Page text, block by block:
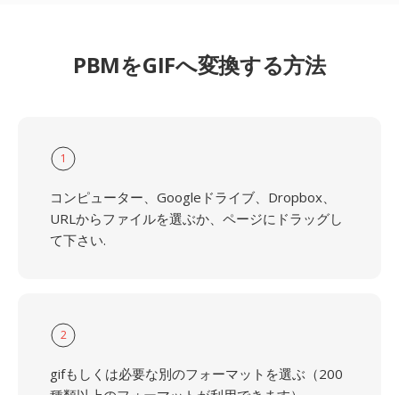
PBMをGIFへ変換する方法
1
コンピューター、Googleドライブ、Dropbox、
URLからファイルを選ぶか、ページにドラッグし
て下さい.
2
gifもしくは必要な別のフォーマットを選ぶ（200